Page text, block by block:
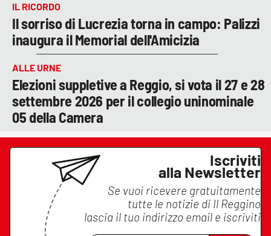
IL RICORDO
Il sorriso di Lucrezia torna in campo: Palizzi
inaugura il Memorial dell'Amicizia
ALLE URNE
Elezioni suppletive a Reggio, si vota il 27 e 28
settembre 2026 per il collegio uninominale
05 della Camera
Iscriviti
alla Newsletter
Se vuoi ricevere gratuitamente
tutte le notizie di Il Reggino
lascia il tuo indirizzo email e iscriviti